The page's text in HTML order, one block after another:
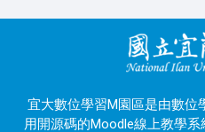
宜大數位學習M園區是由數位
用開源碼的Moodle線上教學